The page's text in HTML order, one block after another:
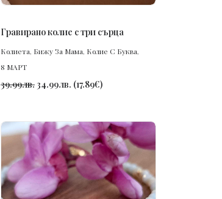
ПОРЪЧАЙ
Гравирано колие с три сърца
Колиета, Бижу За Мама, Колие С Буква,
8 МАРТ
39.99лв. 34.99лв. (17.89€)